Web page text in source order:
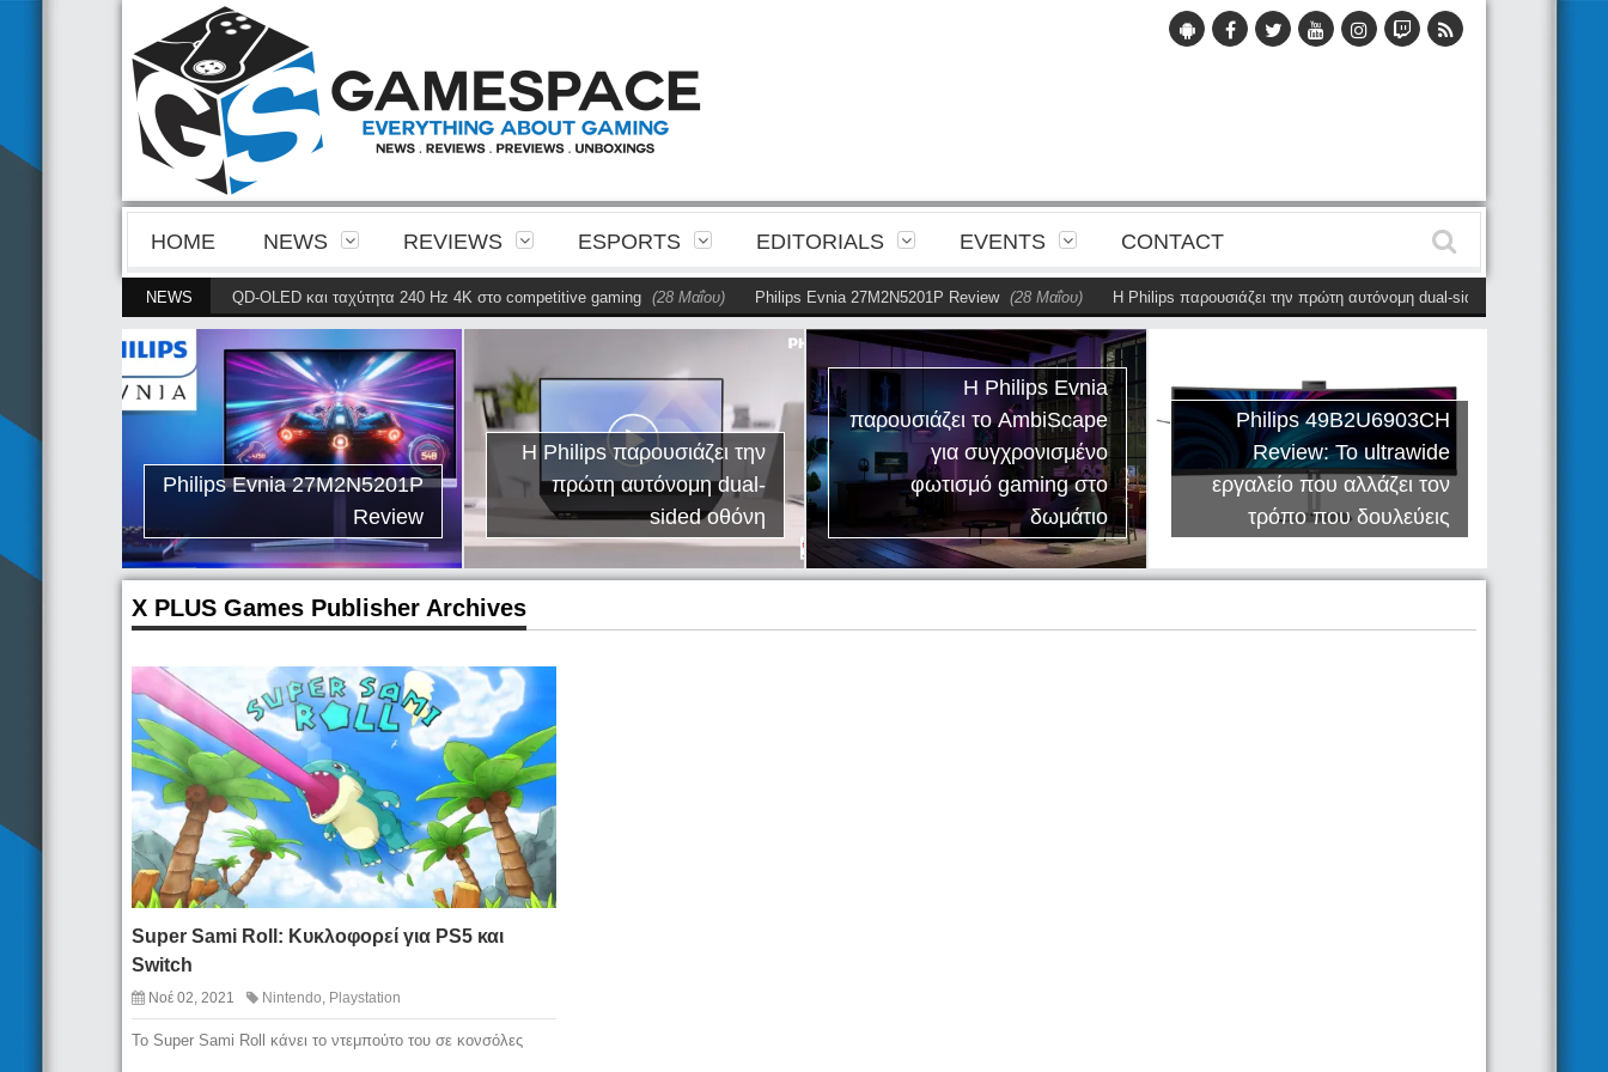
HOME NEWS REVIEWS ESPORTS EDITORIALS EVENTS CONTACT
NEWS
ευκρίνεια της 4ης γενιάς QD-OLED και ταχύτητα 240 Hz 4K στο competitive gaming (28 Μαΐου) Philips Evnia 27M2N5201P Review (28 Μαΐου) Η Philips παρουσιάζει την πρώτη αυτόνομη dual-sided οθόνη
γενιάς
Philips Evnia 27M2N5201P
Review
Η Philips παρουσιάζει την
πρώτη αυτόνομη dual-
sided οθόνη
Η Philips Evnia
παρουσιάζει το AmbiScape
για συγχρονισμένο
φωτισμό gaming στο
δωμάτιο
Philips 49B2U6903CH
Review: Το ultrawide
εργαλείο που αλλάζει τον
τρόπο που δουλεύεις
X PLUS Games Publisher Archives
Super Sami Roll: Κυκλοφορεί για PS5 και
Switch
Νοέ 02, 2021 Nintendo Playstation
Το Super Sami Roll κάνει το ντεμπούτο του σε κονσόλες